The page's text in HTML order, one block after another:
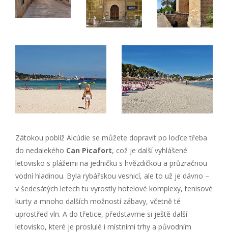
Zátokou poblíž Alcúdie se můžete dopravit po loďce třeba
do nedalekého Can Picafort, což je další vyhlášené
letovisko s plážemi na jedničku s hvězdičkou a průzračnou
vodní hladinou. Byla rybářskou vesnicí, ale to už je dávno –
v šedesátých letech tu vyrostly hotelové komplexy, tenisové
kurty a mnoho dalších možností zábavy, včetně té
uprostřed vln. A do třetice, představme si ještě další
letovisko, které je proslulé i místními trhy a původním